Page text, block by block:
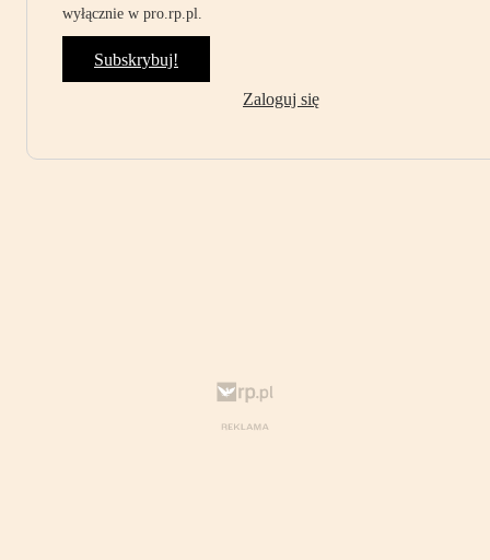
wyłącznie w pro.rp.pl.
Subskrybuj!
Zaloguj się